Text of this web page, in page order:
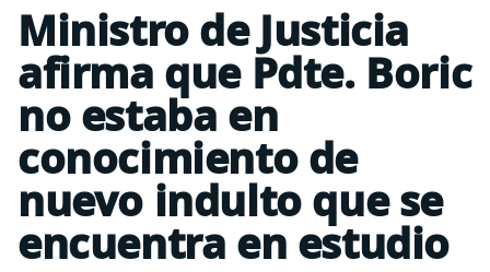
Ministro de Justicia
afirma que Pdte. Boric
no estaba en
conocimiento de
nuevo indulto que se
encuentra en estudio